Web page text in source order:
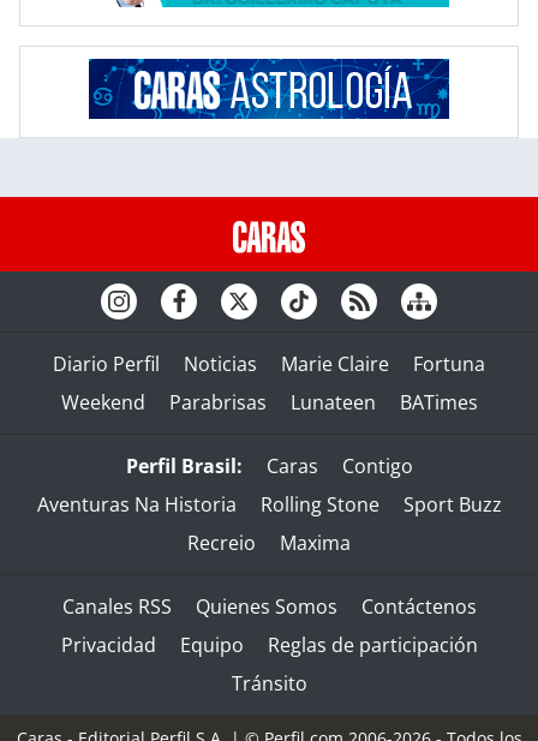
Diario Perfil Noticias Marie Claire
Fortuna
Weekend
Parabrisas Lunateen BATimes
Perfil Brasil: Caras
Contigo
Aventuras Na Historia
Rolling Stone
Sport Buzz
Recreio
Maxima
Canales RSS Quienes Somos
Contáctenos
Privacidad
Equipo
Reglas de participación
Tránsito